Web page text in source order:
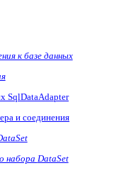
к базе данных
SqlDataAdapter
и соединения
набора DataSet